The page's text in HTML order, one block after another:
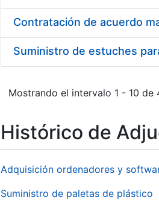
Suministro de estuches
Mostrando el intervalo 1 - 10 de
Histórico de
Adquisición ordenadores y
Suministro de paletas de plástico